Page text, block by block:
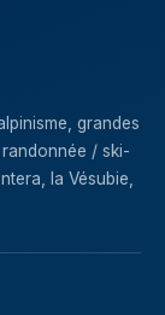
grandes
/ ski-
la Vésubie,